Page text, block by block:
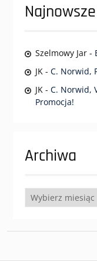
Szelmowy Jar-
JK- C. Norwid,
JK- C. Norwid,
Promocja!
Archiwa
Archiwa